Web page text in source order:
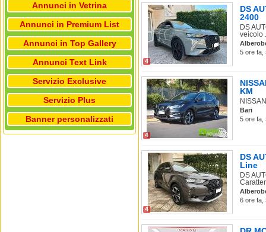
Annunci in Vetrina
Annunci in Premium List
Annunci in Top Gallery
Annunci Text Link
Servizio Exclusive
Servizio Plus
Banner personalizzati
4
DS
2400
DS
veicolo
5 ore fa,
4
KM
Bari
5 ore fa,
4
DS
Line
DS
6 ore fa,